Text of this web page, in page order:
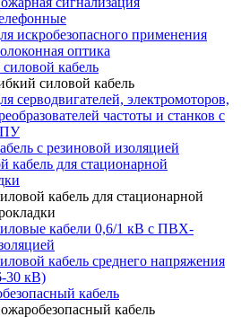
искробезопасного применения
оптика
кабель
силовой кабель
серводвигателей, электромоторов,
частоты и станков с
с резиновой изоляцией
кабель для стационарной
кабель для стационарной
кабели 0,6/1 кВ с ПВХ-
кабель среднего напряжения
30 кВ)
кабель
кабель